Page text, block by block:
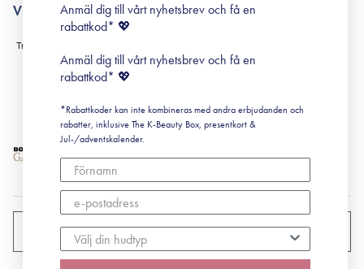
Black Friday
Villkor
Leverans & Retur
Köpvillkor
Prenumerationsvillkor
Cookiepolicy
SVERIGE
Anmäl dig till vårt nyhetsbrev och få en
rabattkod* 💖
Anmäl dig till vårt nyhetsbrev och få en
rabattkod* 💖
*Rabattkoder kan inte kombineras med andra erbjudanden och
rabatter, inklusive The K-Beauty Box, presentkort &
Jul-/adventskalender.